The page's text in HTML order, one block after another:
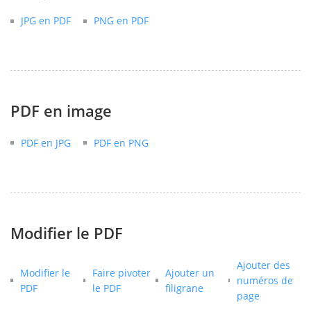
JPG en PDF PNG en PDF
PDF en image
PDF en JPG PDF en PNG
Modifier le PDF
Modifier le
PDF
Faire pivoter
le PDF
Ajouter un
filigrane
Ajouter des
numéros de
page